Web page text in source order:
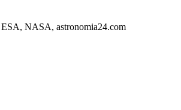
NASA, astronomia24.com